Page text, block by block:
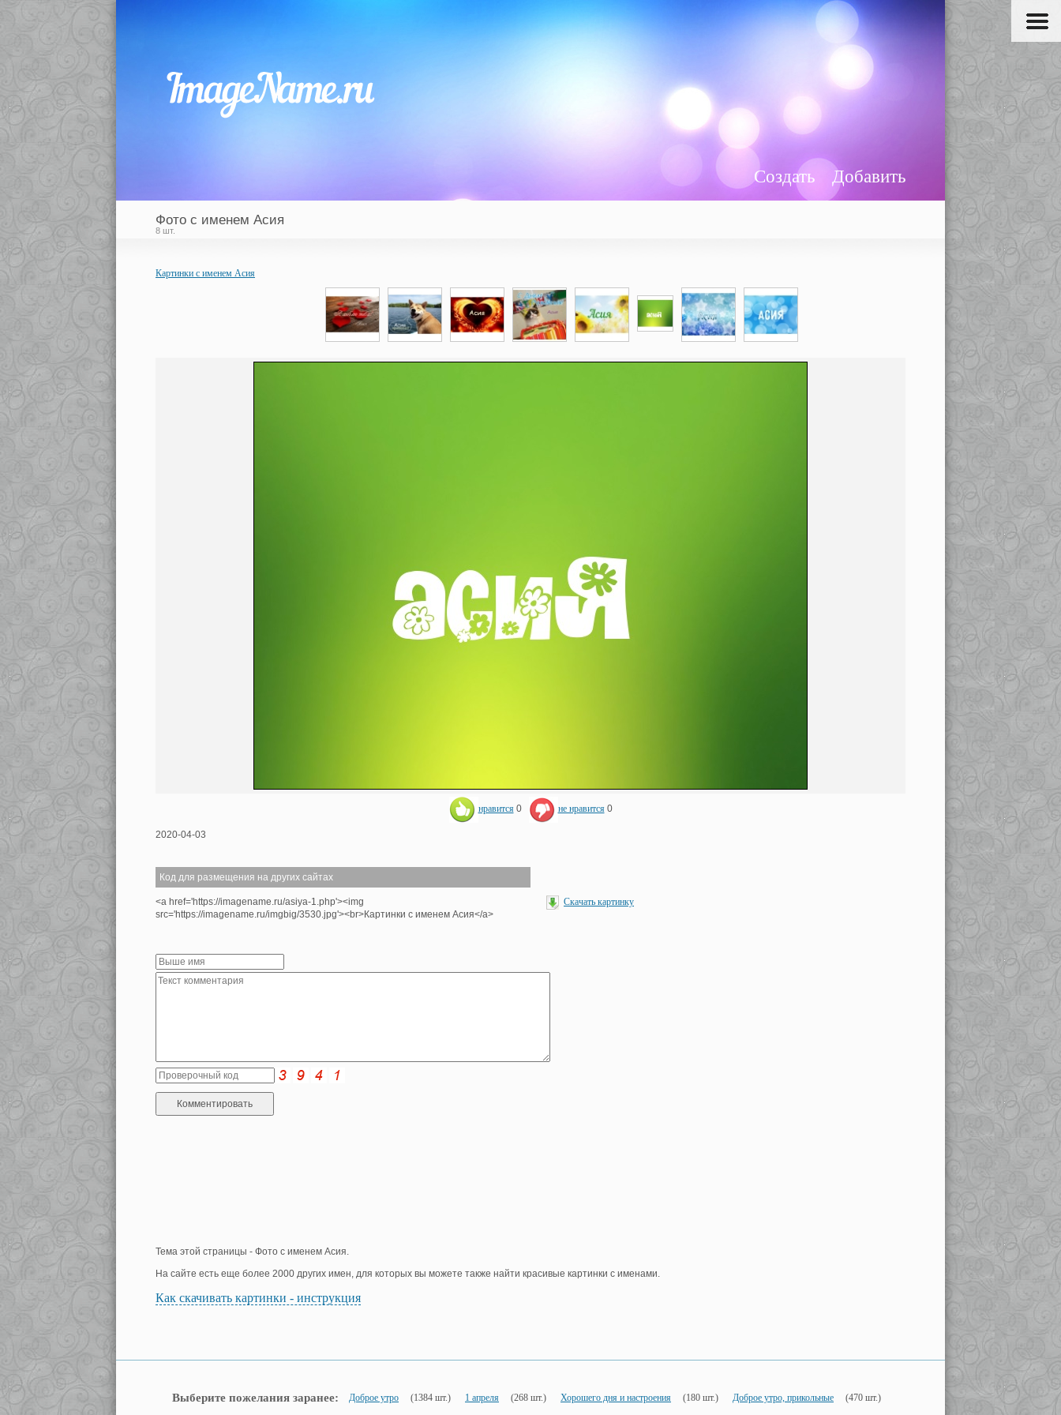
Добавить
Создать
Фото с именем Асия
8 шт.
Картинки с именем Асия
нравится 0 не нравится 0
2020-04-03
Код для размещения на других сайтах
<a href='https://imagename.ru/asiya-1.php'><img
src='https://imagename.ru/imgbig/3530.jpg'><br>Картинки с именем Асия</a>
Скачать картинку
Тема этой страницы - Фото с именем Асия.
На сайте есть еще более 2000 других имен, для которых вы можете также найти красивые картинки с именами.
Как скачивать картинки - инструкция
Выберите пожелания заранее: Доброе утро (1384 шт.) 1 апреля (268 шт.) Хорошего дня и настроения (180 шт.) Доброе утро, прикольные (470 шт.)